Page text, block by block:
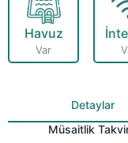
Havuz
Var
Detaylar
Müsaitlik